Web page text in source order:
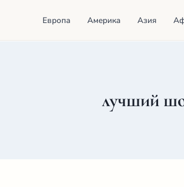
Европа Америка Азия
лучший